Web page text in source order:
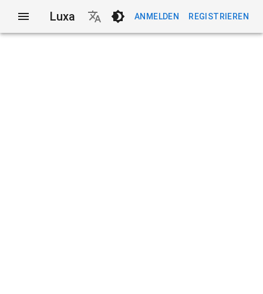
Luxa ANMELDEN REGISTRIEREN